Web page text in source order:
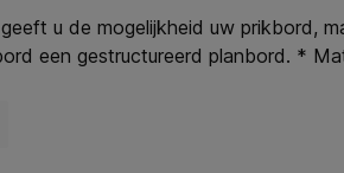
u de mogelijkheid uw prikbord,
een gestructureerd planbord. *